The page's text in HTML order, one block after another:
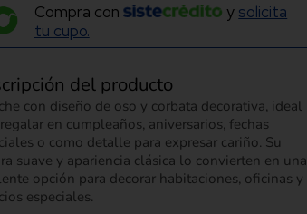
Compra con y solicita
tu cupo.
del producto
con diseño de oso y corbata decorativa, ideal
en cumpleaños, aniversarios, fechas
o como detalle para expresar cariño. Su
suave y apariencia clásica lo convierten en una
opción para decorar habitaciones, oficinas y
especiales.